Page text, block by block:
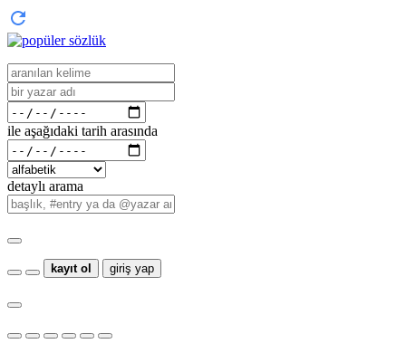
ile aşağıdaki tarih arasında
detaylı arama
kayıt ol giriş yap